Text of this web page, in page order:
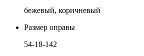
бежевый, коричневый
Размер оправы
54-18-142